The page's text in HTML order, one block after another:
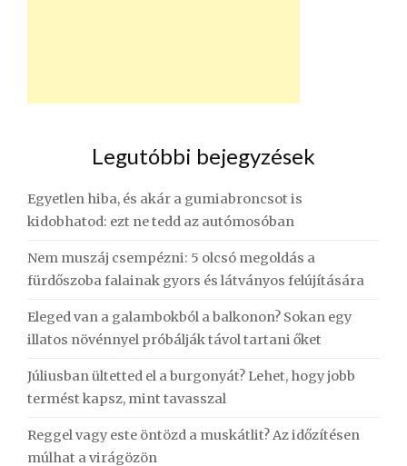
Legutóbbi bejegyzések
Egyetlen hiba, és akár a gumiabroncsot is
kidobhatod: ezt ne tedd az autómosóban
Nem muszáj csempézni: 5 olcsó megoldás a
fürdőszoba falainak gyors és látványos felújítására
Eleged van a galambokból a balkonon? Sokan egy
illatos növénnyel próbálják távol tartani őket
Júliusban ültetted el a burgonyát? Lehet, hogy jobb
termést kapsz, mint tavasszal
Reggel vagy este öntözd a muskátlit? Az időzítésen
múlhat a virágözön